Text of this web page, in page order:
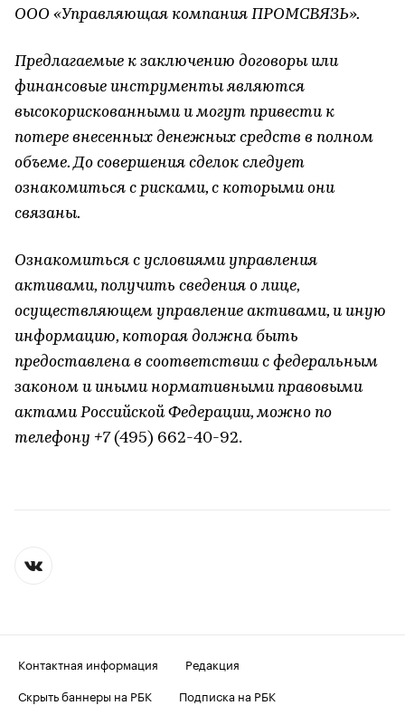
ООО «Управляющая компания ПРОМСВЯЗЬ».
Предлагаемые к заключению договоры или
финансовые инструменты являются
высокорискованными и могут привести к
потере внесенных денежных средств в полном
объеме. До совершения сделок следует
ознакомиться с рисками, с которыми они
связаны.
Ознакомиться с условиями управления
активами, получить сведения о лице,
осуществляющем управление активами, и иную
информацию, которая должна быть
предоставлена в соответствии с федеральным
законом и иными нормативными правовыми
актами Российской Федерации, можно по
телефону +7(495) 662-40-92.
Контактная информация
Редакция
Скрыть баннеры на РБК
Подписка на РБК